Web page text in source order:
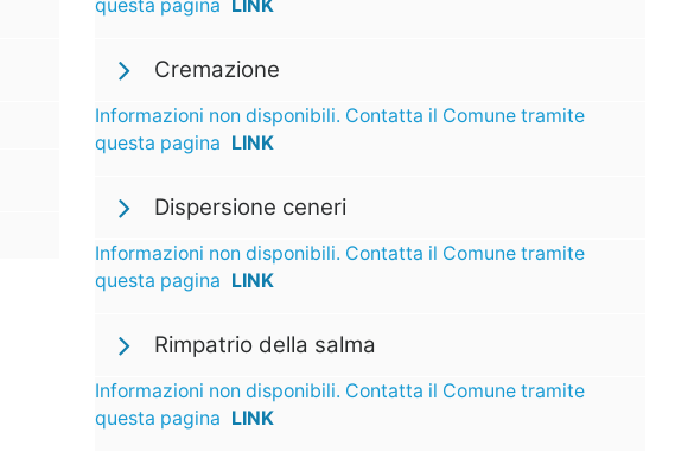
questa pagina LINK
Cremazione
Informazioni non disponibili. Contatta il Comune tramite
questa pagina LINK
Dispersione ceneri
Informazioni non disponibili. Contatta il Comune tramite
questa pagina LINK
Rimpatrio della salma
Informazioni non disponibili. Contatta il Comune tramite
questa pagina LINK